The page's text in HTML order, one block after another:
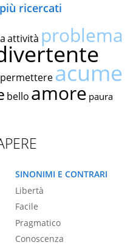
ricercati
attività problema
permettereacume
bello amore paura
SINONIMI E CONTRARI
Libertà
Facile
Pragmatico
Conoscenza